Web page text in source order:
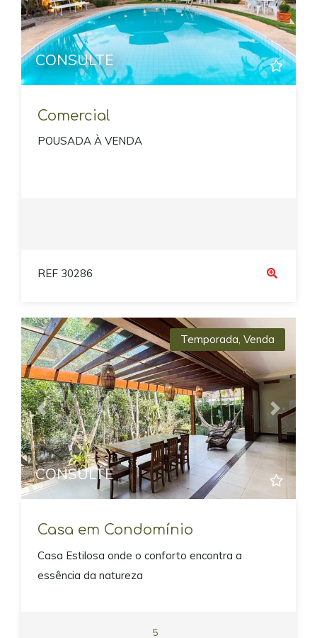
CONSULTE
Comercial
POUSADA À VENDA
REF 30286
Previous Next
Temporada, Venda
CONSULTE
Casa em Condomínio
Casa Estilosa onde o conforto encontra a
essência da natureza
5